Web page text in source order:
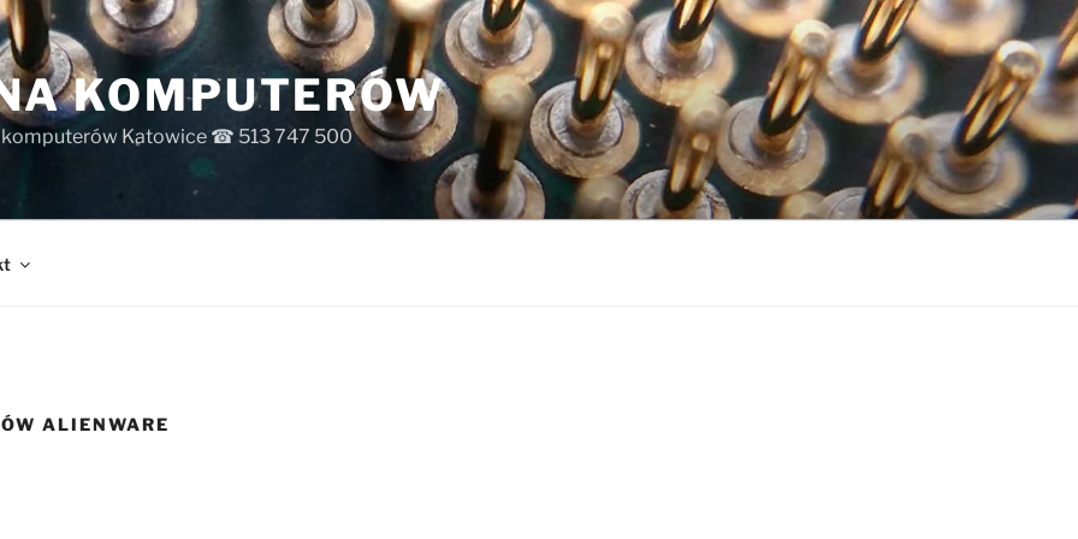
KOMPUTERÓW
komputerów Katowice ☎ 513 747 500
ALIENWARE